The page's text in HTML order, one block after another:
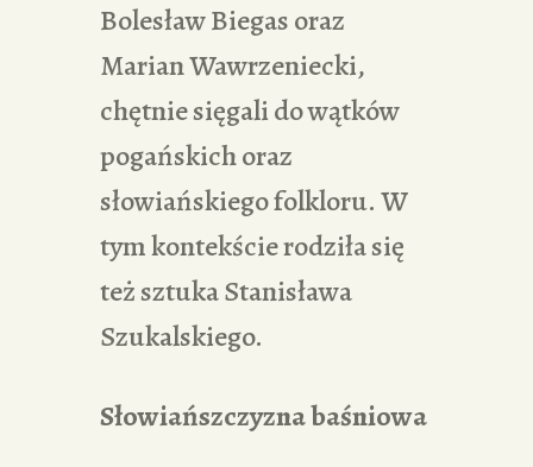
Bolesław Biegas oraz
Marian Wawrzeniecki,
chętnie sięgali do wątków
pogańskich oraz
słowiańskiego folkloru. W
tym kontekście rodziła się
też sztuka Stanisława
Szukalskiego.
Słowiańszczyzna baśniowa